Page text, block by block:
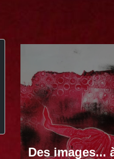
Des images...